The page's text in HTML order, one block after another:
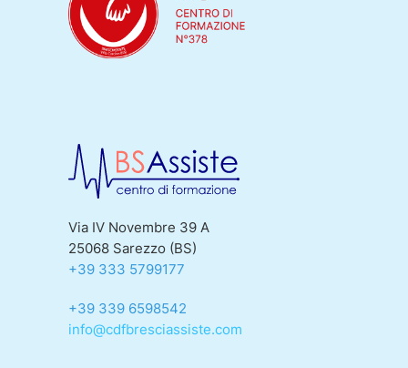
Via IV Novembre 39 A
25068 Sarezzo (BS)
+39 333 5799177
+39 339 6598542
info@cdfbresciassiste.com